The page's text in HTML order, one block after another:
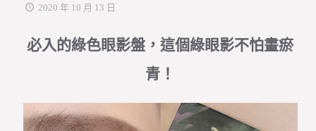
2020 年 10 月 13 日
必入的綠色眼影盤，這個綠眼影不怕畫瘀
青！